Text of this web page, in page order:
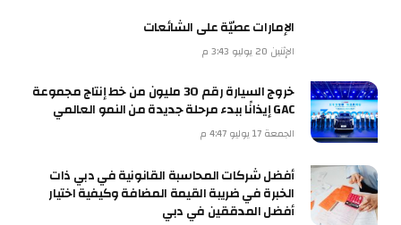
الإمارات عصيّة على الشائعات
الإثنين 20 يوليو 3:43 م
خروج السيارة رقم 30 مليون من خط إنتاج مجموعة
GAC إيذانًا ببدء مرحلة جديدة من النمو العالمي
الجمعة 17 يوليو 4:47 م
أفضل شركات المحاسبة القانونية في دبي ذات
الخبرة في ضريبة القيمة المضافة وكيفية اختيار
أفضل المدققين في دبي